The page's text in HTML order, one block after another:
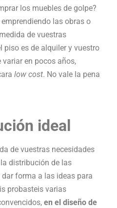
los muebles de golpe?
las obras o
de vuestras
piso es de alquiler y vuestro
variar en pocos años,
low cost. No vale la pena
ideal
de vuestras necesidades
distribución de las
forma a las ideas para
probasteis varias
en el diseño de